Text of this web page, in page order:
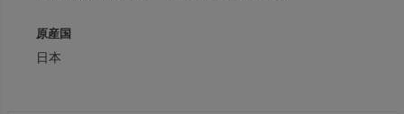
原産国
日本